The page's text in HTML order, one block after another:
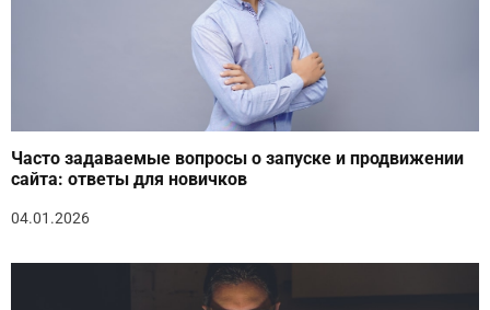
Часто задаваемые вопросы о запуске и продвижении
сайта: ответы для новичков
04.01.2026